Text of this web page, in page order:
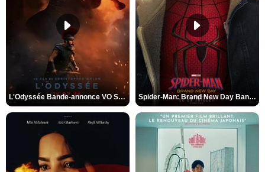
L'Odyssée Bande-annonce VO STFR Spider-Man: Brand New Day Bande-annonce VO STFR